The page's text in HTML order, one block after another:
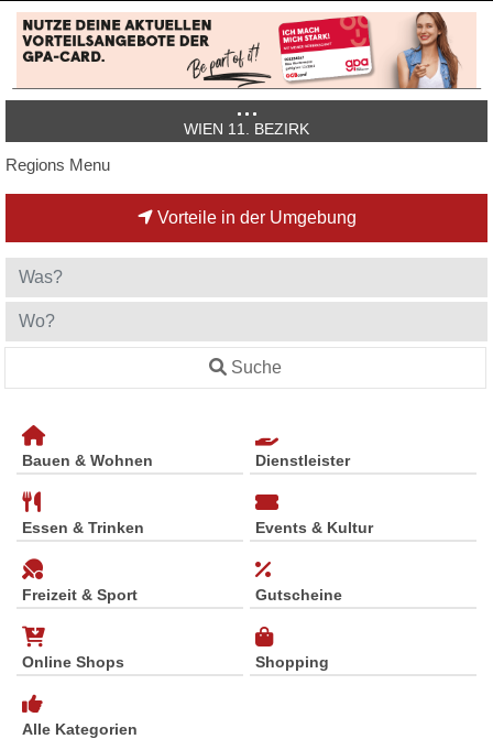
WIEN 11. BEZIRK
Regions Menu
Vorteile in der Umgebung
Suche
Bauen & Wohnen Dienstleister
Essen & Trinken Events & Kultur
Freizeit & Sport Gutscheine
Online Shops Shopping
Alle Kategorien